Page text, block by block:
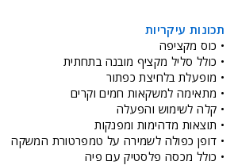
תכונות עיקריות
• כוס מקציפה
• כולל סליל מקציף מובנה בתחתית
• מופעלת בלחיצת כפתור
• מתאימה למשקאות חמים וקרים
• קלה לשימוש והפעלה
• תוצאות מדהימות ומפנקות
• דופן כפולה לשמירה על טמפרטורת המשקה
• כולל מכסה פלסטיק עם פיה